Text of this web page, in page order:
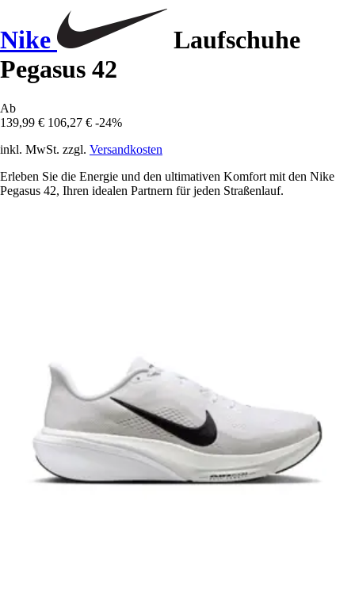
Nike
Laufschuhe
Pegasus 42
Ab
139,99 € 106,27 € -24%
inkl. MwSt. zzgl. Versandkosten
Erleben Sie die Energie und den ultimativen Komfort mit den Nike
Pegasus 42, Ihren idealen Partnern für jeden Straßenlauf.